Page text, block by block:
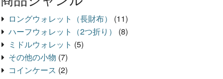
ロングウォレット（長財布）
(11)
ハーフウォレット（2つ折り）
(8)
ミドルウォレット (5)
その他の小物 (7)
コインケース (2)